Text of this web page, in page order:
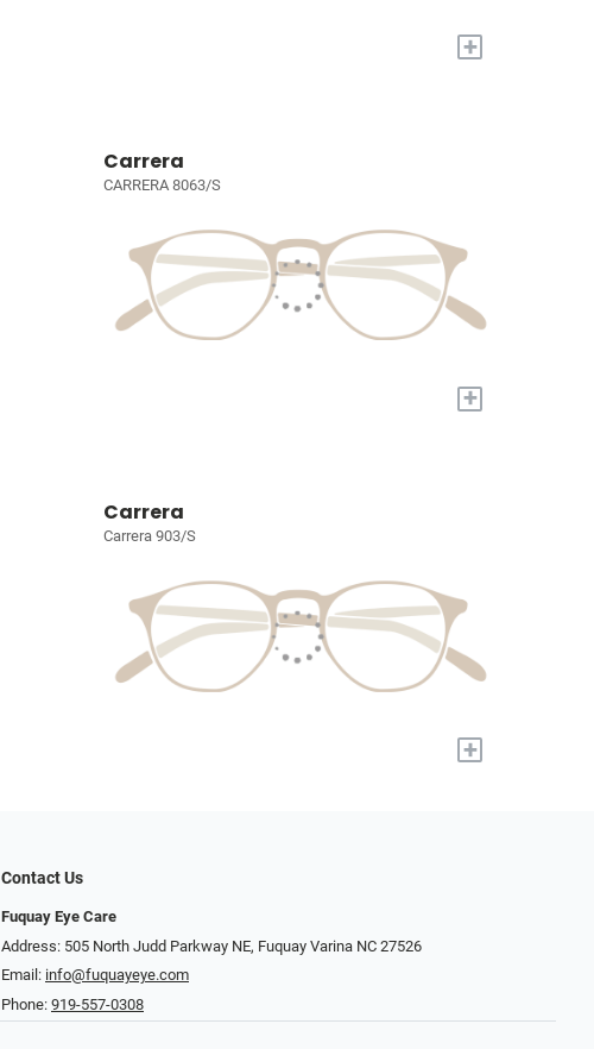
+
Carrera
CARRERA 8063/S
+
Carrera
Carrera 903/S
+
Contact Us
Fuquay Eye Care
Address: 505 North Judd Parkway NE, Fuquay Varina NC 27526
Email: info@fuquayeye.com
Phone: 919-557-0308